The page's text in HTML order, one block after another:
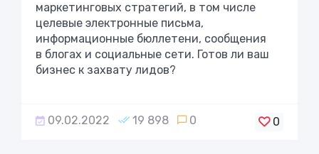
маркетинговых стратегий, в том числе
целевые электронные письма,
информационные бюллетени, сообщения
в блогах и социальные сети. Готов ли ваш
бизнес к захвату лидов?
09.02.2022 19 898 0 0